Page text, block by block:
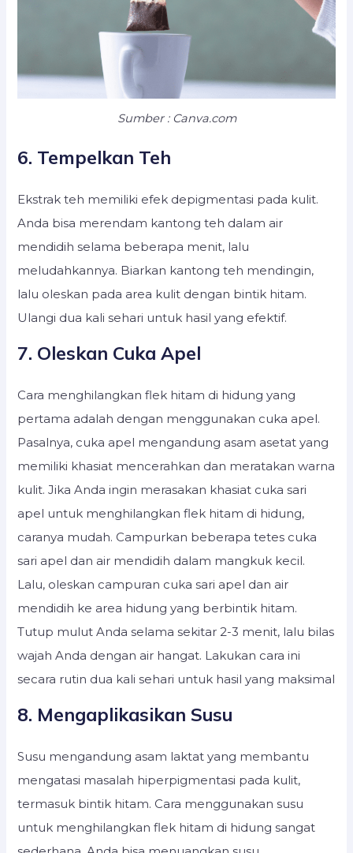
Sumber : Canva.com
6. Tempelkan Teh
Ekstrak teh memiliki efek depigmentasi pada kulit.
Anda bisa merendam kantong teh dalam air
mendidih selama beberapa menit, lalu
meludahkannya. Biarkan kantong teh mendingin,
lalu oleskan pada area kulit dengan bintik hitam.
Ulangi dua kali sehari untuk hasil yang efektif.
7. Oleskan Cuka Apel
Cara menghilangkan flek hitam di hidung yang
pertama adalah dengan menggunakan cuka apel.
Pasalnya, cuka apel mengandung asam asetat yang
memiliki khasiat mencerahkan dan meratakan warna
kulit. Jika Anda ingin merasakan khasiat cuka sari
apel untuk menghilangkan flek hitam di hidung,
caranya mudah. Campurkan beberapa tetes cuka
sari apel dan air mendidih dalam mangkuk kecil.
Lalu, oleskan campuran cuka sari apel dan air
mendidih ke area hidung yang berbintik hitam.
Tutup mulut Anda selama sekitar 2-3 menit, lalu bilas
wajah Anda dengan air hangat. Lakukan cara ini
secara rutin dua kali sehari untuk hasil yang maksimal
8. Mengaplikasikan Susu
Susu mengandung asam laktat yang membantu
mengatasi masalah hiperpigmentasi pada kulit,
termasuk bintik hitam. Cara menggunakan susu
untuk menghilangkan flek hitam di hidung sangat